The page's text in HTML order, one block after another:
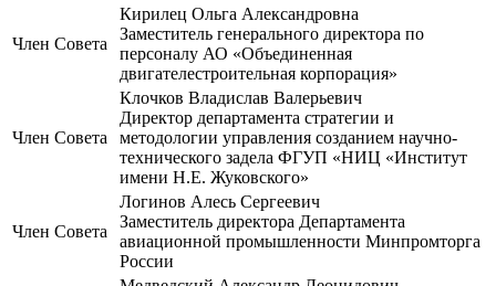
Член Совета
Кирилец Ольга Александровна
Заместитель генерального директора по
персоналу АО «Объединенная
двигателестроительная корпорация»
Член Совета
Клочков Владислав Валерьевич
Директор департамента стратегии и
методологии управления созданием научно-
технического задела ФГУП «НИЦ «Институт
имени Н.Е. Жуковского»
Член Совета
Логинов Алесь Сергеевич
Заместитель директора Департамента
авиационной промышленности Минпромторга
России